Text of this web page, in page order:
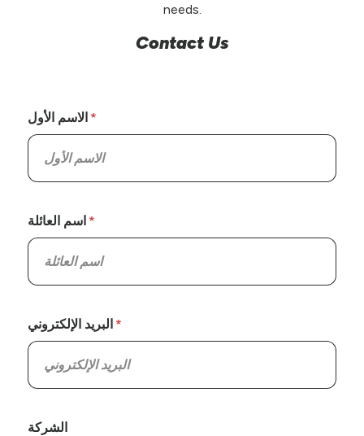
needs.
Contact Us
الاسم الأول
اسم العائلة
البريد الإلكتروني
الشركة